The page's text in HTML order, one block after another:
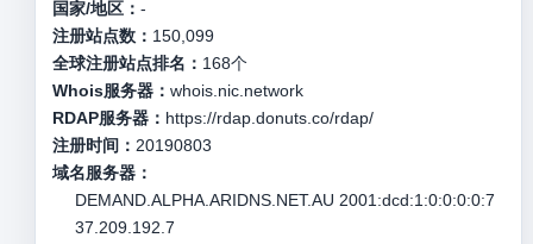
国家/地区： -
注册站点数： 150,099
全球注册站点排名： 168个
Whois服务器： whois.nic.network
RDAP服务器： https://rdap.donuts.co/rdap/
注册时间： 20190803
域名服务器：
DEMAND.ALPHA.ARIDNS.NET.AU 2001:dcd:1:0:0:0:0:7
37.209.192.7